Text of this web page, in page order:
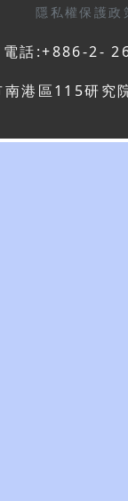
隱私權保護政
電話:+886-2-
港區115研究